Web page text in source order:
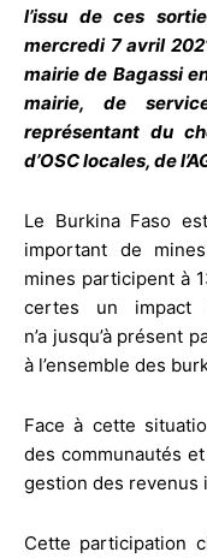
l’issu de ces
mercredi 7 avril
mairie de Bagassi
mairie, de
représentant du
d’OSC locales, de
Le Burkina Faso
important de
mines participent à
certes un impact
n’a jusqu’à présent
à l’ensemble des
Face à cette
des communautés
gestion des revenus
Cette participation